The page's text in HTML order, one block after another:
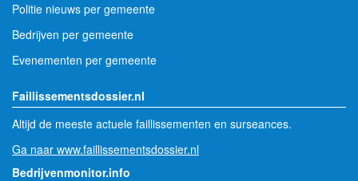
Politie nieuws per gemeente
Bedrijven per gemeente
Evenementen per gemeente
Faillissementsdossier.nl
Altijd de meeste actuele faillissementen en surseances.
Ga naar www.faillissementsdossier.nl
Bedrijvenmonitor.info